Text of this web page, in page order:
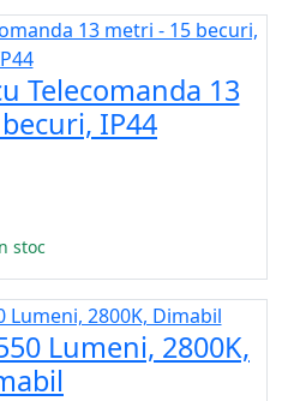
Telecomanda 13
IP44
stoc
Lumeni, 2800K,